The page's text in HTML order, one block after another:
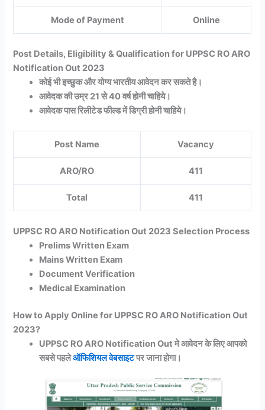
Mode of Payment Online
Post Details, Eligibility & Qualification for UPPSC RO ARO
Notification Out 2023
कोई भी इच्छुक और योग्य भारतीय आवेदन कर सकते है।
आवेदक की उम्र 21 से 40 वर्ष होनी चाहिये।
आवेदक पास रिलीटेड फील्ड में डिग्री होनी चाहिये।
Post Name Vacancy
ARO/RO 411
Total 411
UPPSC RO ARO Notification Out 2023 Selection Process
Prelims Written Exam
Mains Written Exam
Document Verification
Medical Examination
How to Apply Online for UPPSC RO ARO Notification Out
2023?
UPPSC RO ARO Notification Out मे आवेदन के लिए आपको
सबसे पहलेऑफिशियल वेबसाइटपर जाना होगा।